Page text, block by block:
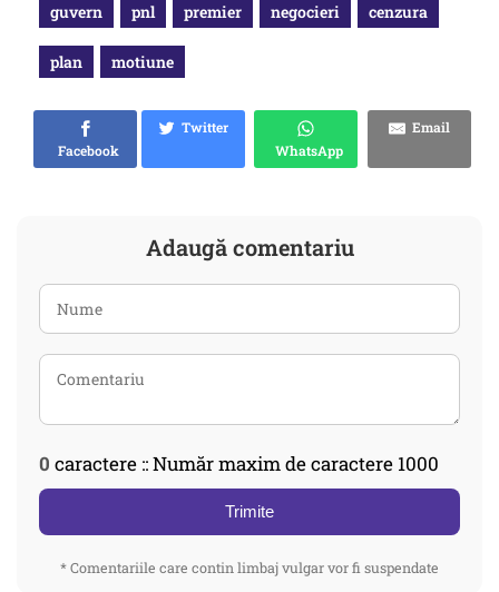
guvern pnl premier negocieri cenzura
plan motiune
Facebook
Twitter
WhatsApp
Email
Adaugă comentariu
0 caractere :: Număr maxim de caractere 1000
Trimite
* Comentariile care contin limbaj vulgar vor fi suspendate